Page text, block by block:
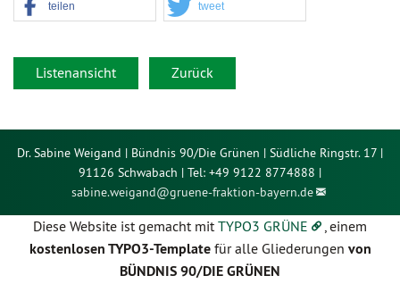
teilen tweet
Listenansicht Zurück
Dr. Sabine Weigand | Bündnis 90/Die Grünen | Südliche Ringstr. 17 |
91126 Schwabach | Tel: +49 9122 8774888 |
sabine.weigand@gruene-fraktion-bayern.de
Diese Website ist gemacht mitTYPO3 GRÜNE , einem
kostenlosen TYPO3-Templatefür alle Gliederungen von
BÜNDNIS 90/DIE GRÜNEN